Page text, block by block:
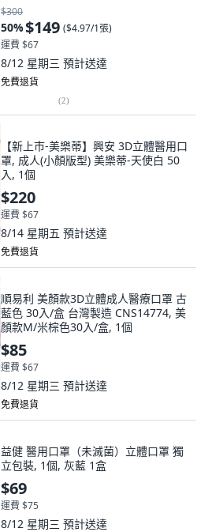
$300
50%$149 ($4.97/1張)
運費 $67
8/12 星期三 預計送達
免費退貨
(2)
【新上市-美樂蒂】興安 3D立體醫用口
罩, 成人(小顏版型) 美樂蒂-天使白 50
入, 1個
$220
運費 $67
8/14 星期五 預計送達
免費退貨
順易利 美顏款3D立體成人醫療口罩 古
藍色 30入/盒 台灣製造 CNS14774, 美
顏款M/米棕色30入/盒, 1個
$85
運費 $67
8/12 星期三 預計送達
免費退貨
益健 醫用口罩（未滅菌）立體口罩 獨
立包裝, 1個, 灰藍 1盒
$69
運費 $75
8/12 星期三 預計送達